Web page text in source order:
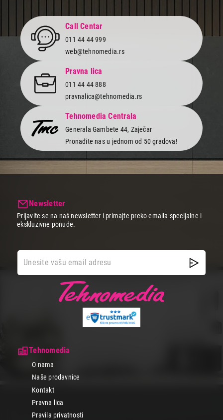
Call Centar
011 44 44 999
web@tehnomedia.rs
Pravna lica
011 44 44 888
pravnalica@tehnomedia.rs
Tehnomedia Centrala
Generala Gambete 44, Zaječar
Pronađite nas u jednom od 50 gradova!
Tehnomedia
O nama
Naše prodavnice
Kontakt
Pravna lica
Pravila privatnosti
Newsletter
Prijavite se na naš newsletter i primajte preko emaila specijalne i
ekskluzivne ponude.